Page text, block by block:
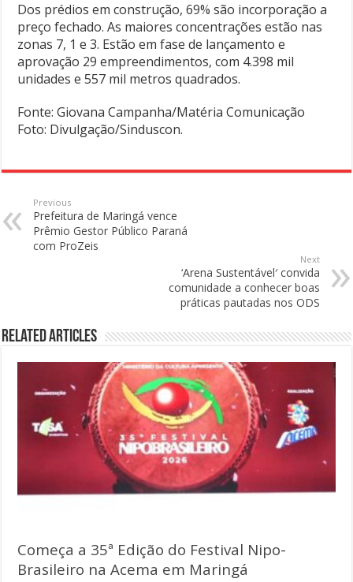
Dos prédios em construção, 69% são incorporação a
preço fechado. As maiores concentrações estão nas
zonas 7, 1 e 3. Estão em fase de lançamento e
aprovação 29 empreendimentos, com 4.398 mil
unidades e 557 mil metros quadrados.
Fonte: Giovana Campanha/Matéria Comunicação
Foto: Divulgação/Sinduscon.
Previous
Prefeitura de Maringá vence
Prêmio Gestor Público Paraná
com ProZeis
Next
‘Arena Sustentável′ convida
comunidade a conhecer boas
práticas pautadas nos ODS
Related Articles
Começa a 35ª Edição do Festival Nipo-
Brasileiro na Acema em Maringá